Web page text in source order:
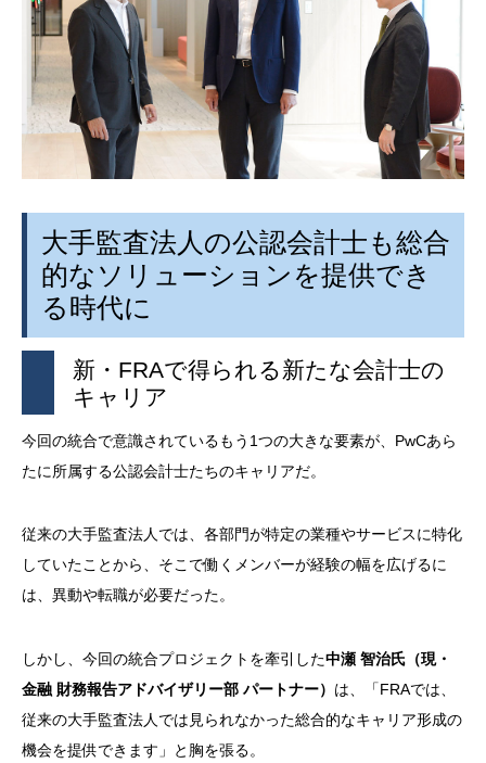
大手監査法人の公認会計士も総合
的なソリューションを提供でき
る時代に
新・ FRAで得られる新たな会計士の
キャリア
今回の統合で意識されているもう 1つの大きな要素が、 PwCあら
たに所属する公認会計士たちのキャリアだ。
従来の大手監査法人では、各部門が特定の業種やサービスに特化
していたことから、そこで働くメンバーが経験の幅を広げるに
は、異動や転職が必要だった。
しかし、今回の統合プロジェクトを牽引した中瀬 智治氏（現・
金融 財務報告アドバイザリー部 パートナー） は、「FRAでは、
従来の大手監査法人では見られなかった総合的なキャリア形成の
機会を提供できます」と胸を張る。